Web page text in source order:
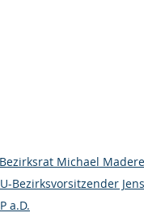
Michael
Bezirksvorsitzender
a.D.